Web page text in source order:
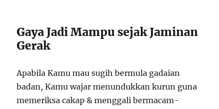
Gaya Jadi Mampu sejak Jaminan
Gerak
Apabila Kamu mau sugih bermula gadaian
badan, Kamu wajar menundukkan kurun guna
memeriksa cakap & menggali bermacam-